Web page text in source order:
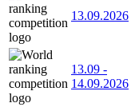
13.09.2026
13.09 -
14.09.2026